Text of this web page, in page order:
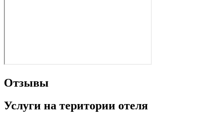
Отзывы
Услуги на територии отеля